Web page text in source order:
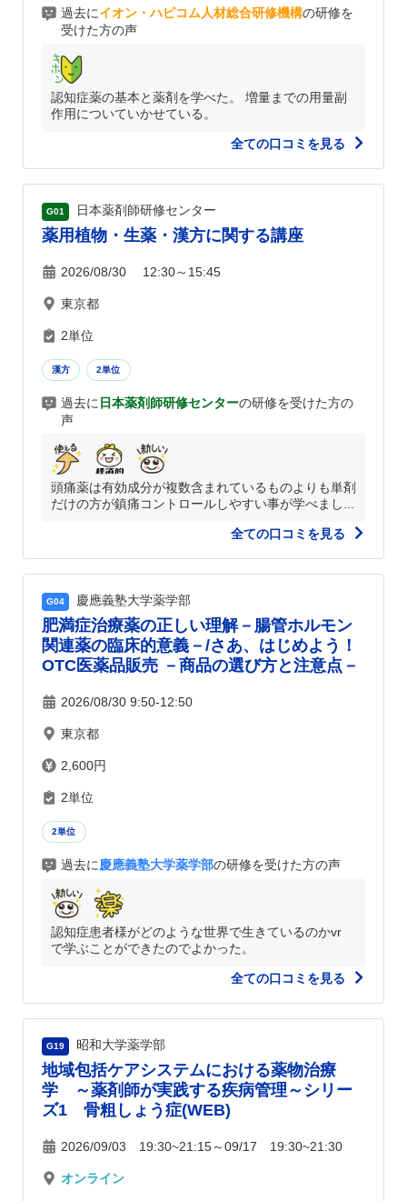
過去にイオン・ハピコム人材総合研修機構の研修を
受けた方の声
認知症薬の基本と薬剤を学べた。 増量までの用量副
作用についていかせている。
全ての口コミを見る
G01 日本薬剤師研修センター
薬用植物・生薬・漢方に関する講座
2026/08/30 12:30～15:45
東京都
2単位
漢方 2単位
過去に 日本薬剤師研修センターの研修を受けた方の
声
頭痛薬は有効成分が複数含まれているものよりも単剤
だけの方が鎮痛コントロールしやすい事が学べまし...
全ての口コミを見る
G04 慶應義塾大学薬学部
肥満症治療薬の正しい理解－腸管ホルモン
関連薬の臨床的意義－/さあ、はじめよう！
OTC医薬品販売 －商品の選び方と注意点－
2026/08/30 9:50-12:50
東京都
2,600円
2単位
2単位
過去に慶應義塾大学薬学部の研修を受けた方の声
認知症患者様がどのような世界で生きているのかvr
で学ぶことができたのでよかった。
全ての口コミを見る
G19 昭和大学薬学部
地域包括ケアシステムにおける薬物治療
学 ～薬剤師が実践する疾病管理～シリー
ズ1 骨粗しょう症(WEB)
2026/09/03 19:30~21:15～09/17 19:30~21:30
オンライン